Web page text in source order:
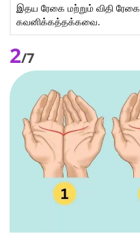
இதய ரேகை மற்றும் விதி ரேகை
கவனிக்கத்தக்கவை.
2/7